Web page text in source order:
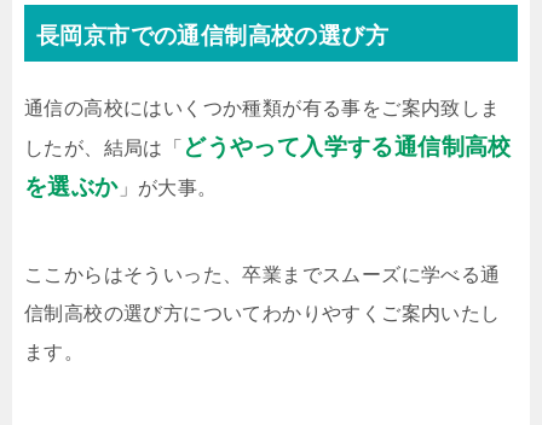
長岡京市での通信制高校の選び方
通信の高校にはいくつか種類が有る事をご案内致しま
したが、結局は「 どうやって入学する通信制高校
を選ぶか」が大事。
ここからはそういった、卒業までスムーズに学べる通
信制高校の選び方についてわかりやすくご案内いたし
ます。